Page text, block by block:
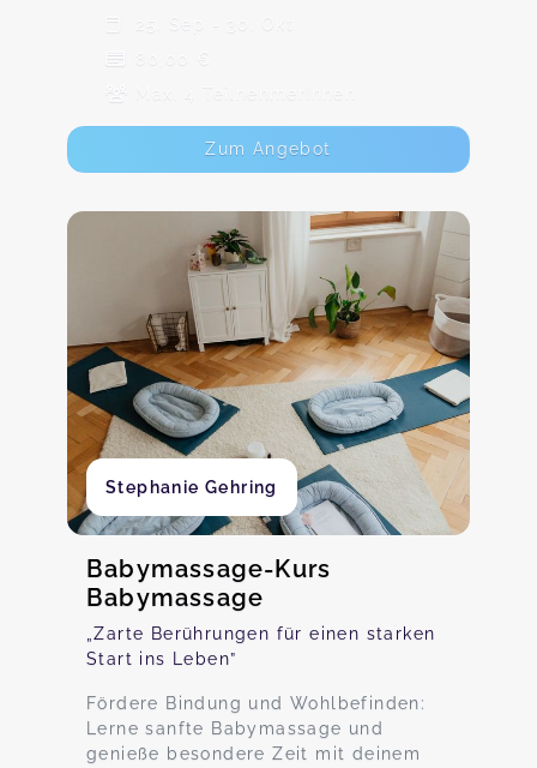
25. Sep - 30. Okt
80,00 €
Max. 4 TeilnehmerInnen
Zum Angebot
Stephanie Gehring
Babymassage-Kurs
Babymassage
„Zarte Berührungen für einen starken
Start ins Leben”
Fördere Bindung und Wohlbefinden:
Lerne sanfte Babymassage und
genieße besondere Zeit mit deinem